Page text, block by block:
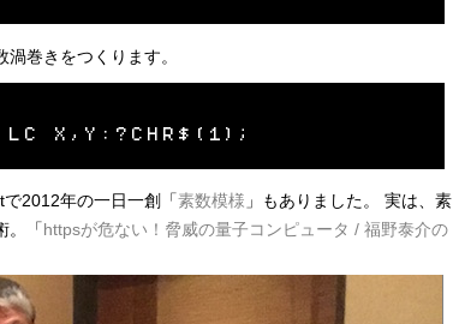
巻きをつくります。
LC X,Y:?CHR$(1);
2012年の一日一創「素数模様 」もありました。 実は、素
。「httpsが危ない！脅威の量子コンピュータ / 福野泰介の